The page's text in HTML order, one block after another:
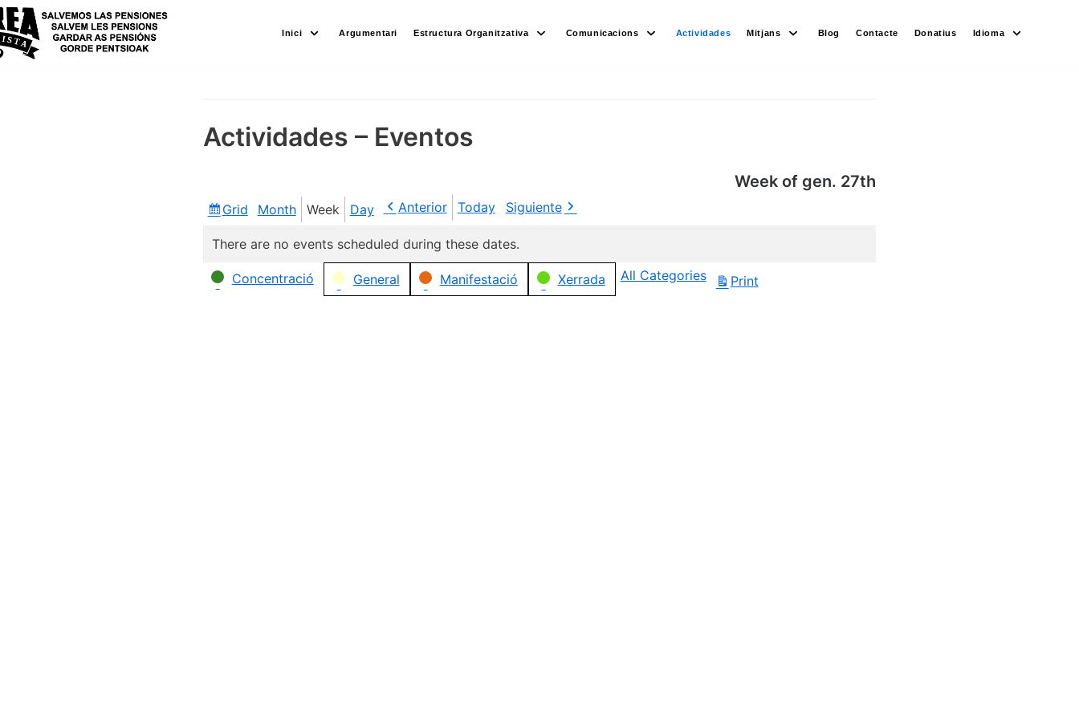
Skip
to
content
Inici Argumentari Estructura Organitzativa Comunicacions Actividades Mitjans Blog Contacte Donatius Idioma
Actividades – Eventos
Week of gen. 27th
View
Grid Month Week Day Anterior Today Siguiente
There are no events scheduled during these dates.
Categories
Concentració General Manifestació Xerrada All Categories Print